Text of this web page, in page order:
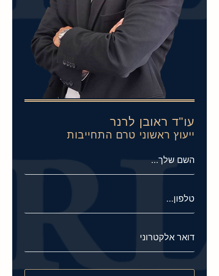
עו"ד ראובן לרנר
ייעוץ ראשוני טרם התחייבות